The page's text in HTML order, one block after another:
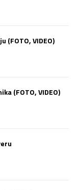
(FOTO, VIDEO)
(FOTO, VIDEO)